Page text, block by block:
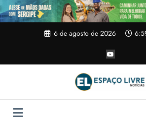
Pular
para
o
6 de agosto de 2026